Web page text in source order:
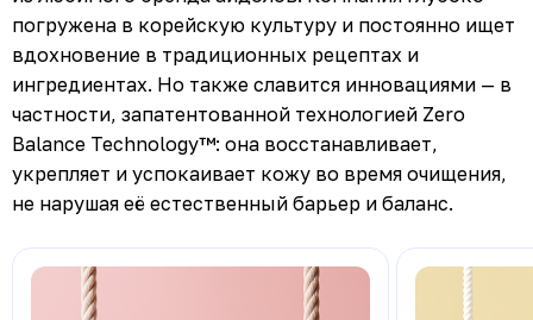
погружена в корейскую культуру и постоянно ищет
вдохновение в традиционных рецептах и
ингредиентах. Но также славится инновациями — в
частности, запатентованной технологией Zero
Balance Technology™: она восстанавливает,
укрепляет и успокаивает кожу во время очищения,
не нарушая её естественный барьер и баланс.